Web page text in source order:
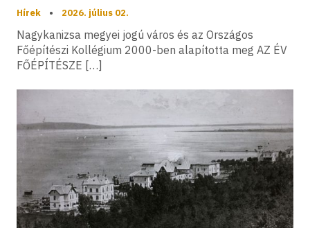
Hírek • 2026. július 02.
Nagykanizsa megyei jogú város és az Országos
Főépítészi Kollégium 2000-ben alapította meg AZ ÉV
FŐÉPÍTÉSZE […]